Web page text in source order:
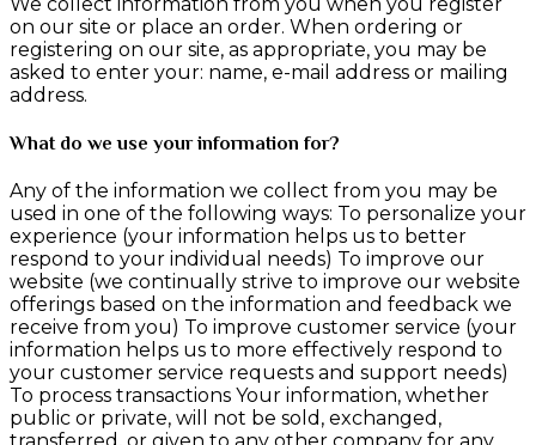
We collect information from you when you register
on our site or place an order. When ordering or
registering on our site, as appropriate, you may be
asked to enter your: name, e-mail address or mailing
address.
What do we use your information for?
Any of the information we collect from you may be
used in one of the following ways: To personalize your
experience (your information helps us to better
respond to your individual needs) To improve our
website (we continually strive to improve our website
offerings based on the information and feedback we
receive from you) To improve customer service (your
information helps us to more effectively respond to
your customer service requests and support needs)
To process transactions Your information, whether
public or private, will not be sold, exchanged,